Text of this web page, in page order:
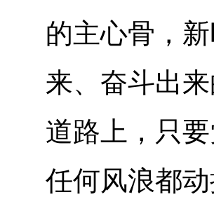
的主心骨，
来、奋斗出
道路上，只
任何风浪都